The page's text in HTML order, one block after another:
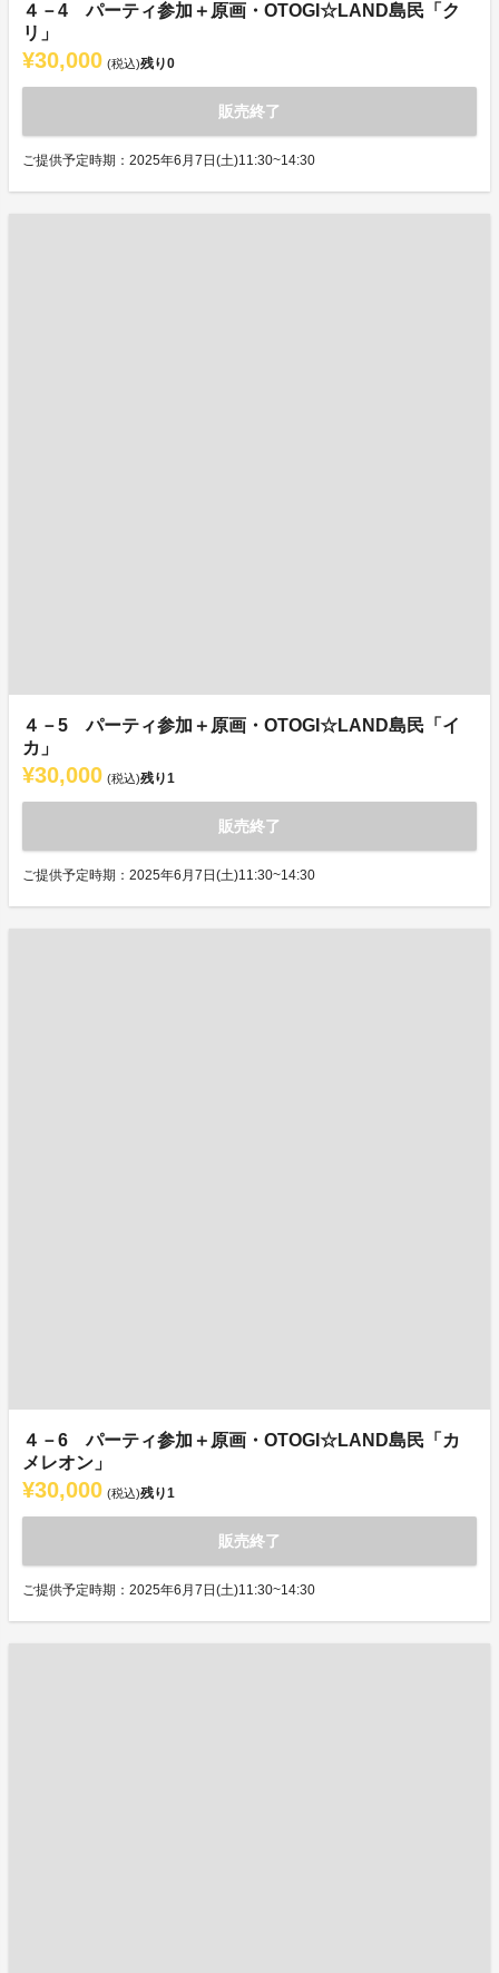
４－4 パーティ参加＋原画・OTOGI☆LAND島民「ク
リ」
¥30,000 (税込)残り0
販売終了
ご提供予定時期：2025年6月7日(土)11:30~14:30
４－5 パーティ参加＋原画・OTOGI☆LAND島民「イ
カ」
¥30,000 (税込)残り1
販売終了
ご提供予定時期：2025年6月7日(土)11:30~14:30
４－6 パーティ参加＋原画・OTOGI☆LAND島民「カ
メレオン」
¥30,000 (税込)残り1
販売終了
ご提供予定時期：2025年6月7日(土)11:30~14:30